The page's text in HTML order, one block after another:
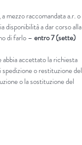
mezzo raccomandata a.r. o
disponibilità a dar corso alla
di farlo – entro 7 (sette)
accettato la richiesta
o restituzione del
o la sostituzione del